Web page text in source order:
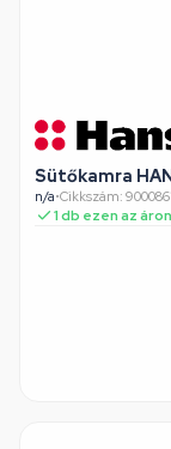
Sütőkamra
n/a•Cikkszám:
1 db ezen az